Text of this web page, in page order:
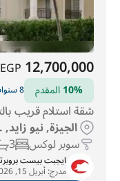
12,700,000
EGP
10%المقدم 8 سنوات التقسيط
شقة استلام قريب
الجيزة, نيو
سوبر لوكس 3
ايجبت بيست
مدرج:أبريل 15, 2026